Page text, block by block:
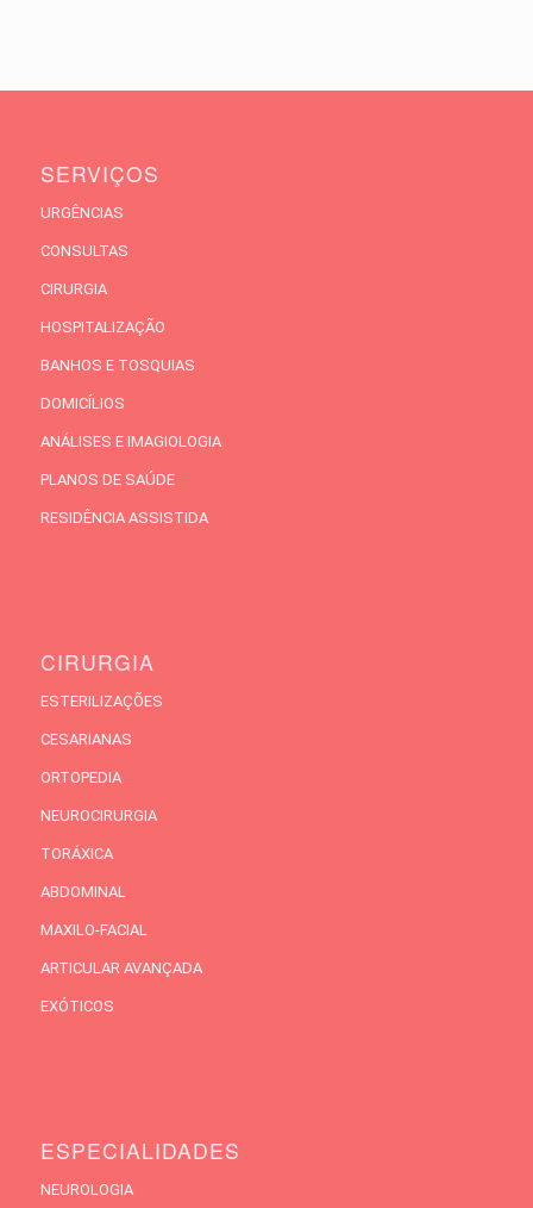
SERVIÇOS
URGÊNCIAS
CONSULTAS
CIRURGIA
HOSPITALIZAÇÃO
BANHOS E TOSQUIAS
DOMICÍLIOS
ANÁLISES E IMAGIOLOGIA
PLANOS DE SAÚDE
RESIDÊNCIA ASSISTIDA
CIRURGIA
ESTERILIZAÇÕES
CESARIANAS
ORTOPEDIA
NEUROCIRURGIA
TORÁXICA
ABDOMINAL
MAXILO-FACIAL
ARTICULAR AVANÇADA
EXÓTICOS
ESPECIALIDADES
NEUROLOGIA